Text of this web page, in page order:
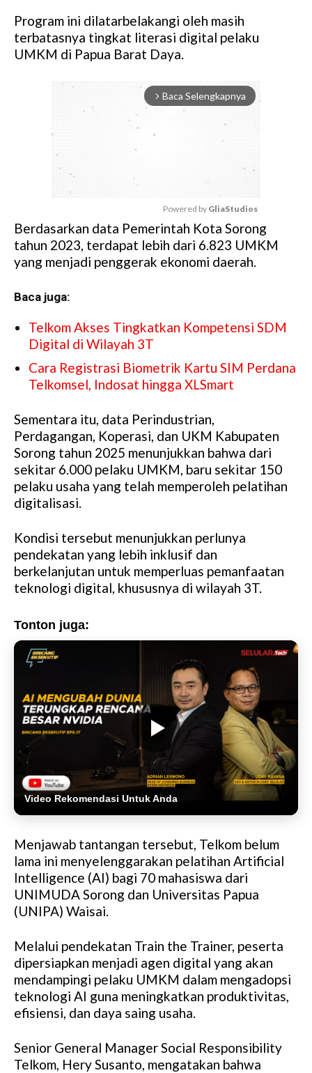
Program ini dilatarbelakangi oleh masih
terbatasnya tingkat literasi digital pelaku
UMKM di Papua Barat Daya.
arrow_forward_ios Baca Selengkapnya
M
u
t
Powered by GliaStudios
Berdasarkan data Pemerintah Kota Sorong
tahun 2023, terdapat lebih dari 6.823 UMKM
yang menjadi penggerak ekonomi daerah.
Baca juga:
Telkom Akses Tingkatkan Kompetensi SDM
Digital di Wilayah 3T
Cara Registrasi Biometrik Kartu SIM Perdana
Telkomsel, Indosat hingga XLSmart
Sementara itu, data Perindustrian,
Perdagangan, Koperasi, dan UKM Kabupaten
Sorong tahun 2025 menunjukkan bahwa dari
sekitar 6.000 pelaku UMKM, baru sekitar 150
pelaku usaha yang telah memperoleh pelatihan
digitalisasi.
Kondisi tersebut menunjukkan perlunya
pendekatan yang lebih inklusif dan
berkelanjutan untuk memperluas pemanfaatan
teknologi digital, khususnya di wilayah 3T.
Tonton juga:
Video Rekomendasi Untuk Anda
Menjawab tantangan tersebut, Telkom belum
lama ini menyelenggarakan pelatihan Artificial
Intelligence (AI) bagi 70 mahasiswa dari
UNIMUDA Sorong dan Universitas Papua
(UNIPA) Waisai.
Melalui pendekatan Train the Trainer, peserta
dipersiapkan menjadi agen digital yang akan
mendampingi pelaku UMKM dalam mengadopsi
teknologi AI guna meningkatkan produktivitas,
efisiensi, dan daya saing usaha.
Senior General Manager Social Responsibility
Telkom, Hery Susanto, mengatakan bahwa